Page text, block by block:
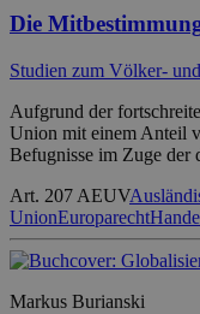
Die
Studien zum Völker-
Aufgrund der
Union mit einem Anteil
Befugnisse im Zuge der
Art. 207 AEUV
UnionEuroparecht
Markus Burianski